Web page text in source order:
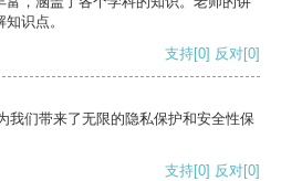
识点。
支持[0] 反对[0]
我们带来了无限的隐私保护和安全性保
支持[0] 反对[0]